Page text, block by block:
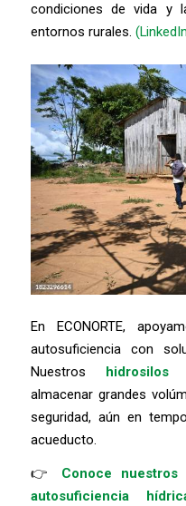
condiciones de vida y
entornos rurales.
En ECONORTE,
autosuficiencia con
Nuestros hidrosilos
almacenar grandes
seguridad, aún en
acueducto.
👉 Conoce
autosuficiencia